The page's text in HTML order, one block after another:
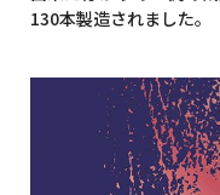
130本製造されました。